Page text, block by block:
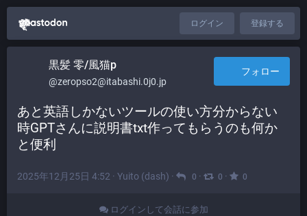
ログイン 登録する
黒髪 零/風猫p
@zeropso2@itabashi.0j0.jp
フォロー
あと英語しかないツールの使い方分からない
時GPTさんに説明書txt作ってもらうのも何か
と便利
2025年12月25日 4:52 · Yuito (dash) · 0 · 0 · 0
ログインして会話に参加